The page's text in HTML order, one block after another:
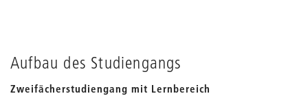
Aufbau des Studiengangs
Zweifächerstudiengang mit Lernbereich